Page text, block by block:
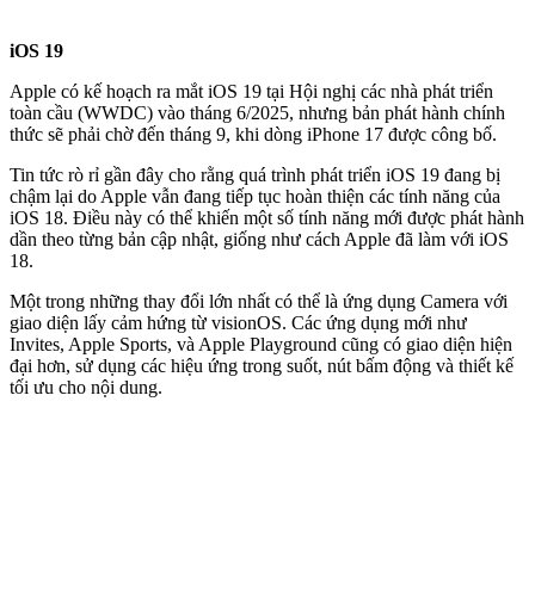
iOS 19
Apple có kế hoạch ra mắt iOS 19 tại Hội nghị các nhà phát triển
toàn cầu (WWDC) vào tháng 6/2025, nhưng bản phát hành chính
thức sẽ phải chờ đến tháng 9, khi dòng iPhone 17 được công bố.
Tin tức rò rỉ gần đây cho rằng quá trình phát triển iOS 19 đang bị
chậm lại do Apple vẫn đang tiếp tục hoàn thiện các tính năng của
iOS 18. Điều này có thể khiến một số tính năng mới được phát hành
dần theo từng bản cập nhật, giống như cách Apple đã làm với iOS
18.
Một trong những thay đổi lớn nhất có thể là ứng dụng Camera với
giao diện lấy cảm hứng từ visionOS. Các ứng dụng mới như
Invites, Apple Sports, và Apple Playground cũng có giao diện hiện
đại hơn, sử dụng các hiệu ứng trong suốt, nút bấm động và thiết kế
tối ưu cho nội dung.